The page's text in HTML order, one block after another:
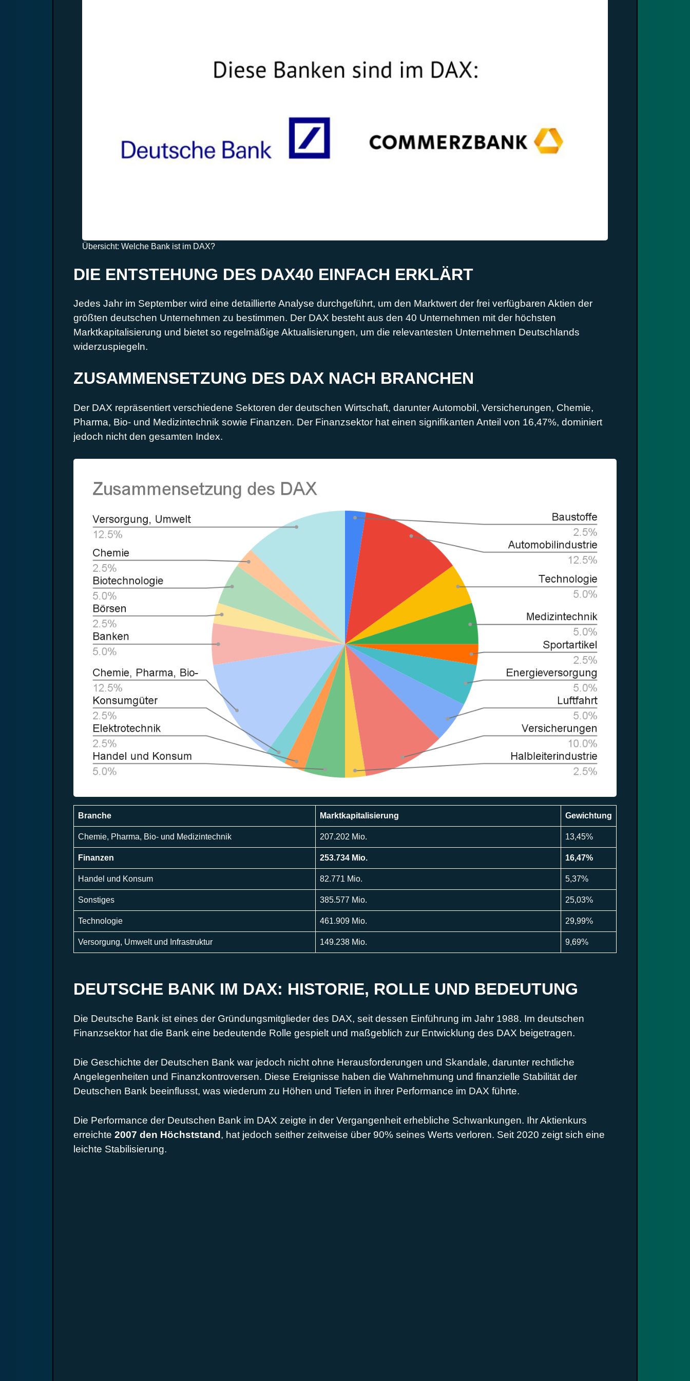
Übersicht: Welche Bank ist im DAX?
DIE ENTSTEHUNG DES DAX40 EINFACH ERKLÄRT
Jedes Jahr im September wird eine detaillierte Analyse durchgeführt, um den Marktwert der frei verfügbaren Aktien der
größten deutschen Unternehmen zu bestimmen. Der DAX besteht aus den 40 Unternehmen mit der höchsten
Marktkapitalisierung und bietet so regelmäßige Aktualisierungen, um die relevantesten Unternehmen Deutschlands
widerzuspiegeln.
ZUSAMMENSETZUNG DES DAX NACH BRANCHEN
Der DAX repräsentiert verschiedene Sektoren der deutschen Wirtschaft, darunter Automobil, Versicherungen, Chemie,
Pharma, Bio- und Medizintechnik sowie Finanzen. Der Finanzsektor hat einen signifikanten Anteil von 16,47%, dominiert
jedoch nicht den gesamten Index.
Branche Marktkapitalisierung Gewichtung
Chemie, Pharma, Bio- und Medizintechnik 207.202 Mio. 13,45%
Finanzen 253.734 Mio. 16,47%
Handel und Konsum 82.771 Mio. 5,37%
Sonstiges 385.577 Mio. 25,03%
Technologie 461.909 Mio. 29,99%
Versorgung, Umwelt und Infrastruktur 149.238 Mio. 9,69%
DEUTSCHE BANK IM DAX: HISTORIE, ROLLE UND BEDEUTUNG
Die Deutsche Bank ist eines der Gründungsmitglieder des DAX, seit dessen Einführung im Jahr 1988. Im deutschen
Finanzsektor hat die Bank eine bedeutende Rolle gespielt und maßgeblich zur Entwicklung des DAX beigetragen.
Die Geschichte der Deutschen Bank war jedoch nicht ohne Herausforderungen und Skandale, darunter rechtliche
Angelegenheiten und Finanzkontroversen. Diese Ereignisse haben die Wahrnehmung und finanzielle Stabilität der
Deutschen Bank beeinflusst, was wiederum zu Höhen und Tiefen in ihrer Performance im DAX führte.
Die Performance der Deutschen Bank im DAX zeigte in der Vergangenheit erhebliche Schwankungen. Ihr Aktienkurs
erreichte 2007 den Höchststand, hat jedoch seither zeitweise über 90% seines Werts verloren. Seit 2020 zeigt sich eine
leichte Stabilisierung.